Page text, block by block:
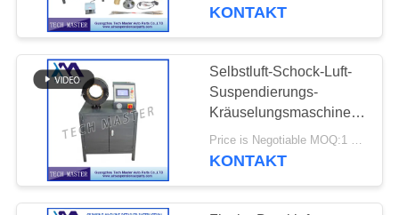
QUALITÄTSKONTROLLE
KONTAKTIERE
NACHRICHTEN
MERCEDES-
BENZluft-
Suspendierungs-
640
Crimpmaschine
KONTAKT
Selbstluft-Schock-Luft-
Suspendierungs-
Kräuselungsmaschine
für Mercedes-/BMW-Luft-
Suspendierung
Price is Negotiable MOQ:1 Satz
KONTAKT